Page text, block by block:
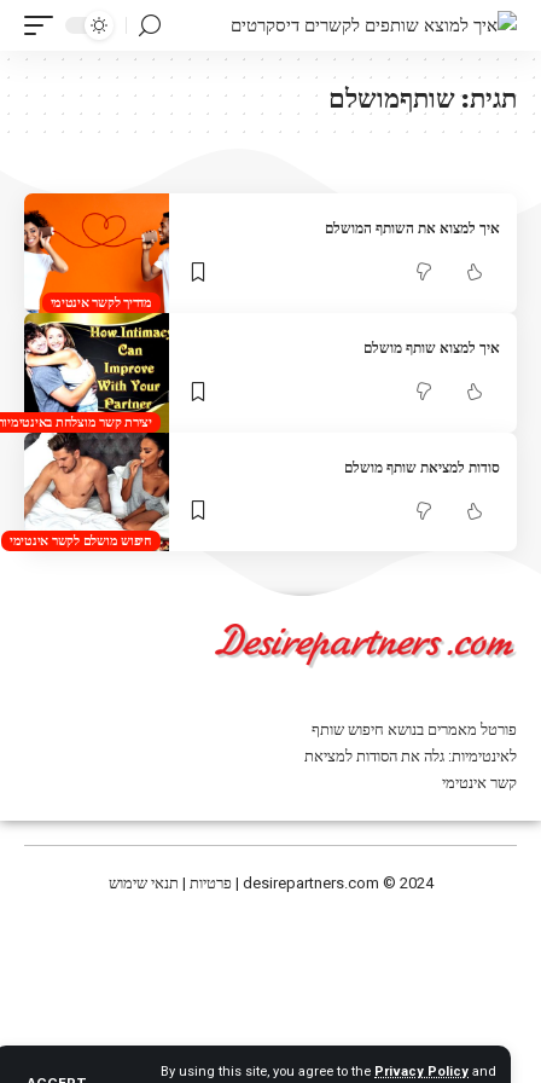
By using this site, you agree to thePrivacy Policyand
תגית:שותףמושלם
מדריך לקשר אינטימי
איך למצוא את השותף המושלם
יצירת קשר מוצלחת באינטימיות
איך למצוא שותף מושלם
חיפוש מושלם לקשר אינטימי
סודות למציאת שותף מושלם
פורטל מאמרים בנושא חיפוש שותף
לאינטימיות: גלה את הסודות למציאת
קשר אינטימי
desirepartners.com© 2024 | פרטיות | תנאי שימוש